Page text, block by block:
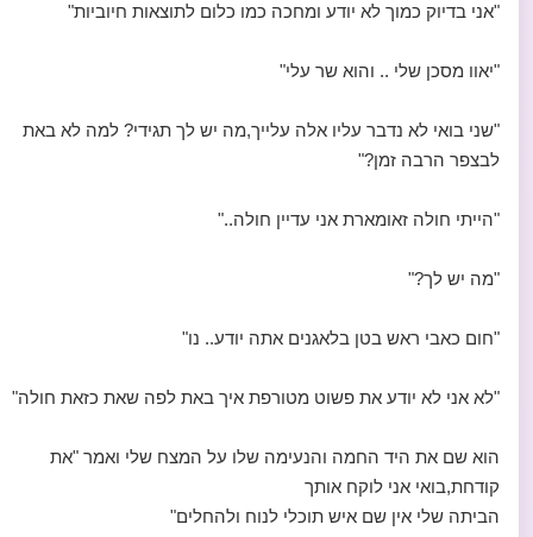
"אני בדיוק כמוך לא יודע ומחכה כמו כלום לתוצאות חיוביות"
"יאוו מסכן שלי .. והוא שר עלי"
"שני בואי לא נדבר עליו אלה עלייך,מה יש לך תגידי? למה לא באת
לבצפר הרבה זמן?"
"הייתי חולה זאומארת אני עדיין חולה.."
"מה יש לך?"
"חום כאבי ראש בטן בלאגנים אתה יודע.. נו"
"לא אני לא יודע את פשוט מטורפת איך באת לפה שאת כזאת חולה"
הוא שם את היד החמה והנעימה שלו על המצח שלי ואמר "את
קודחת,בואי אני לוקח אותך
הביתה שלי אין שם איש תוכלי לנוח ולהחלים"